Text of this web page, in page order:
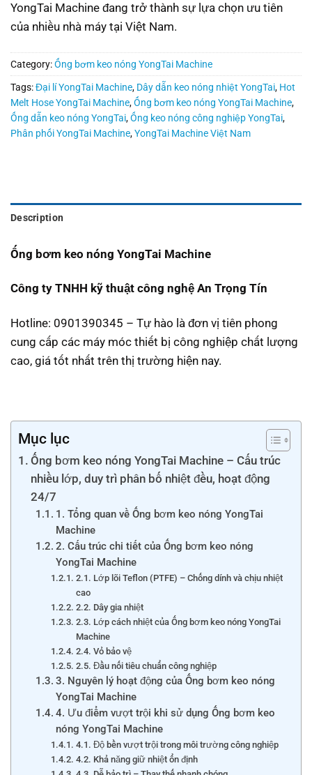
YongTai Machine đang trở thành sự lựa chọn ưu tiên
của nhiều nhà máy tại Việt Nam.
Category:Ống bơm keo nóng YongTai Machine
Tags:Đại lí YongTai Machine, Dây dẫn keo nóng nhiệt YongTai, Hot
Melt Hose YongTai Machine,Ống bơm keo nóng YongTai Machine,
Ống dẫn keo nóng YongTai,Ống keo nóng công nghiệp YongTai,
Phân phối YongTai Machine,YongTai Machine Việt Nam
Description
Ống bơm keo nóng YongTai Machine
Công ty TNHH kỹ thuật công nghệ An Trọng Tín
Hotline: 0901390345 – Tự hào là đơn vị tiên phong
cung cấp các máy móc thiết bị công nghiệp chất lượng
cao, giá tốt nhất trên thị trường hiện nay.
Mục lục
Ống bơm keo nóng YongTai Machine – Cấu trúc
nhiều lớp, duy trì phân bố nhiệt đều, hoạt động
24/7
1. Tổng quan về Ống bơm keo nóng YongTai
Machine
2. Cấu trúc chi tiết của Ống bơm keo nóng
YongTai Machine
2.1. Lớp lõi Teflon (PTFE) – Chống dính và chịu nhiệt
cao
2.2. Dây gia nhiệt
2.3. Lớp cách nhiệt của Ống bơm keo nóng YongTai
Machine
2.4. Vỏ bảo vệ
2.5. Đầu nối tiêu chuẩn công nghiệp
3. Nguyên lý hoạt động của Ống bơm keo nóng
YongTai Machine
4. Ưu điểm vượt trội khi sử dụng Ống bơm keo
nóng YongTai Machine
4.1. Độ bền vượt trội trong môi trường công nghiệp
4.2. Khả năng giữ nhiệt ổn định